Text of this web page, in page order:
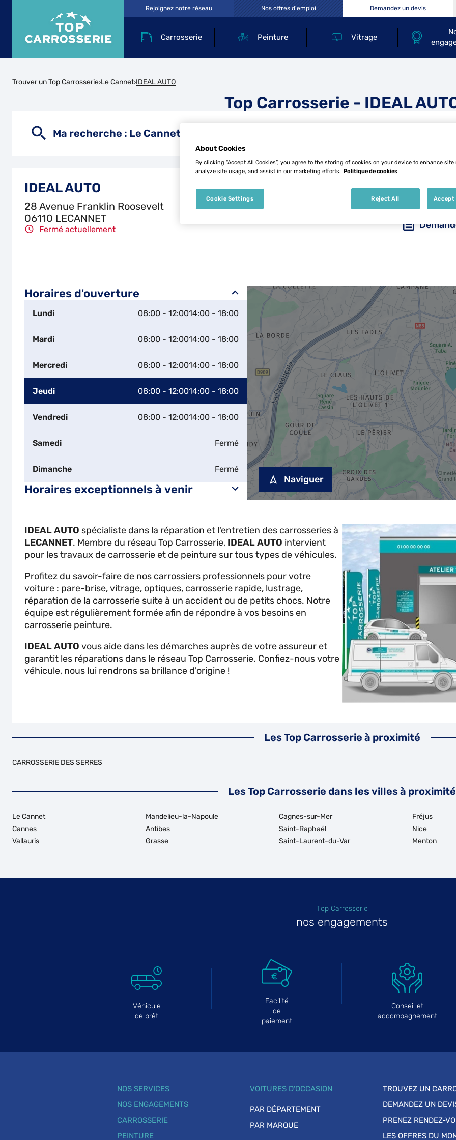
Carrosserie Peinture Vitrage
Rejoignez notre réseau Nos offres d'emploi Demandez un devis
Trouver un Top Carrosserie Le Cannet IDEAL AUTO
Top Carrosserie - IDEAL
Ma recherche : Le Cannet
IDEAL AUTO
28 Avenue Franklin Roosevelt
06110 LECANNET
Fermé actuellement
Horaires d'ouverture
Lundi 08:00 - 12:0014:00 - 18:00
Mardi 08:00 - 12:0014:00 - 18:00
Mercredi 08:00 - 12:0014:00 - 18:00
Jeudi 08:00 - 12:0014:00 - 18:00
Vendredi 08:00 - 12:0014:00 - 18:00
Samedi Fermé
Dimanche Fermé
Horaires exceptionnels à venir
Naviguer
IDEAL AUTO spécialiste dans la réparation et l'entretien des carrosseries à
LECANNET. Membre du réseau Top Carrosserie, IDEAL AUTO intervient
pour les travaux de carrosserie et de peinture sur tous types de véhicules.
Profitez du savoir-faire de nos carrossiers professionnels pour votre
voiture : pare-brise, vitrage, optiques, carrosserie rapide, lustrage,
réparation de la carrosserie suite à un accident ou de petits chocs. Notre
équipe est régulièrement formée afin de répondre à vos besoins en
carrosserie peinture.
IDEAL AUTO vous aide dans les démarches auprès de votre assureur et
garantit les réparations dans le réseau Top Carrosserie. Confiez-nous votre
véhicule, nous lui rendrons sa brillance d'origine !
Les Top Carrosserie à proximité
CARROSSERIE DES SERRES
Les Top Carrosserie dans les villes à proximité
Le Cannet
Cannes
Vallauris
Mandelieu-la-Napoule
Antibes
Grasse
Cagnes-sur-Mer
Saint-Raphaël
Saint-Laurent-du-Var
Fréjus
Nice
Menton
Top Carrosserie
nos engagements
Véhicule
de prêt
Facilité
de
paiement
Conseil et
accompagnement
NOS SERVICES
NOS ENGAGEMENTS
CARROSSERIE
PEINTURE
VOITURES D'OCCASION
PAR DÉPARTEMENT
PAR MARQUE
TROUVEZ UN
DEMANDEZ UN
PRENEZ RENDEZ-
LES OFFRES DU
About Cookies
By clicking “Accept All Cookies”, you agree to the storing of cookies on your device to enhance
analyze site usage, and assist in our marketing efforts. Politique de cookies
Reject All Accept
Cookie Settings